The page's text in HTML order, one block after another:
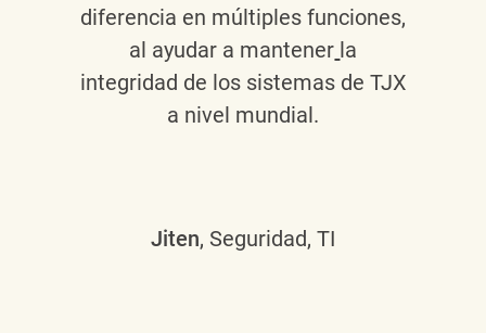
diferencia en múltiples funciones,
al ayudar a mantener la
integridad de los sistemas de TJX
a nivel mundial.
Jiten, Seguridad, TI